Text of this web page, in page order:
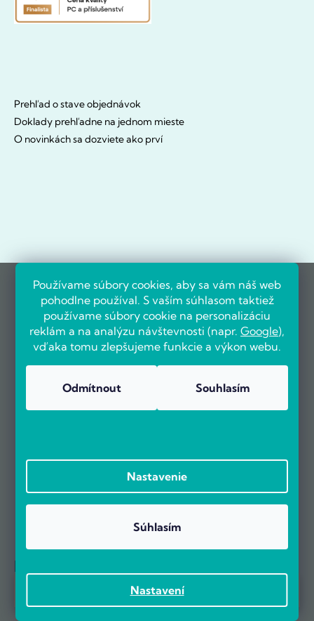
Používame súbory cookies, aby sa vám náš web
pohodlne používal. S vaším súhlasom taktiež
používame súbory cookie na personalizáciu
reklám a na analýzu návštevnosti (napr. Google),
vďaka tomu zlepšujeme funkcie a výkon webu.
Nastavení
Odmítnout Souhlasím
Nastavenie
Súhlasím
Prebieha Masaker cien! Navyše objednávky nad 100 EUR sú s
Prehľad o stave objednávok
Doklady prehľadne na jednom mieste
O novinkách sa dozviete ako prví
OVERENÉ ZÁKAZNÍKMI
Už viac ako 5000 zákazníkov nás odporúča na základe recenzií
Referencie firiem